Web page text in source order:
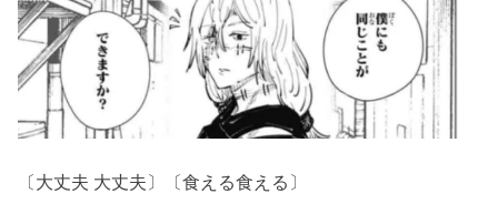
〔大丈夫 大丈夫〕〔食える食える〕